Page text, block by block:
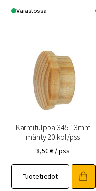
Varastossa
Karmitulppa 345 13mm
mänty 20 kpl/pss
8,50€ / pss
Tuotetiedot